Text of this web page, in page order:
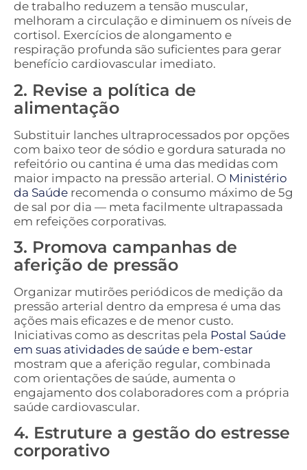
de trabalho reduzem a tensão muscular,
melhoram a circulação e diminuem os níveis de
cortisol. Exercícios de alongamento e
respiração profunda são suficientes para gerar
benefício cardiovascular imediato.
2. Revise a política de
alimentação
Substituir lanches ultraprocessados por opções
com baixo teor de sódio e gordura saturada no
refeitório ou cantina é uma das medidas com
maior impacto na pressão arterial. O Ministério
da Saúde recomenda o consumo máximo de 5g
de sal por dia — meta facilmente ultrapassada
em refeições corporativas.
3. Promova campanhas de
aferição de pressão
Organizar mutirões periódicos de medição da
pressão arterial dentro da empresa é uma das
ações mais eficazes e de menor custo.
Iniciativas como as descritas pela Postal Saúde
em suas atividades de saúde e bem-estar
mostram que a aferição regular, combinada
com orientações de saúde, aumenta o
engajamento dos colaboradores com a própria
saúde cardiovascular.
4. Estruture a gestão do estresse
corporativo